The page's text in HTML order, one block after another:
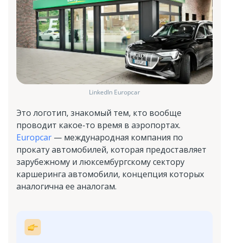
LinkedIn Europcar
Это логотип, знакомый тем, кто вообще
проводит какое-то время в аэропортах.
Europcar — международная компания по
прокату автомобилей, которая предоставляет
зарубежному и люксембургскому сектору
каршеринга автомобили, концепция которых
аналогична ее аналогам.